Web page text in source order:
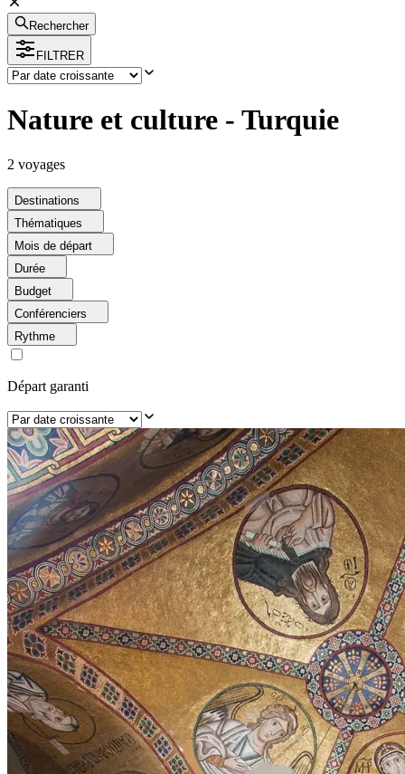
Rechercher
FILTRER
Nature et culture - Turquie
2 voyages
Destinations
Thématiques
Mois de départ
Durée
Budget
Conférenciers
Rythme
Départ garanti